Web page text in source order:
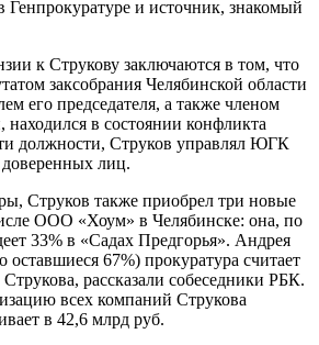
Генпрокуратуре и источник, знакомый
к Струкову заключаются в том, что
заксобрания Челябинской области
его председателя, а также членом
находился в состоянии конфликта
должности, Струков управлял ЮГК
лиц.
Струков также приобрел три новые
ООО «Хоум» в Челябинске: она, по
33% в «Садах Предгорья». Андрея
оставшиеся 67%) прокуратура считает
рассказали собеседники РБК.
всех компаний Струкова
в 42,6 млрд руб.